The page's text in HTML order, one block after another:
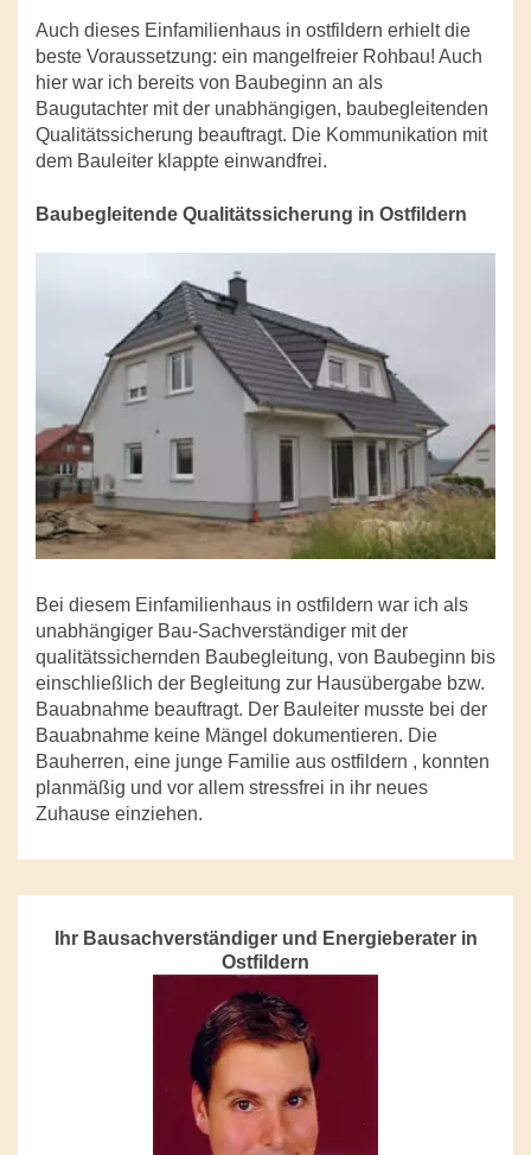
Auch dieses Einfamilienhaus in ostfildern erhielt die
beste Voraussetzung: ein mangelfreier Rohbau! Auch
hier war ich bereits von Baubeginn an als
Baugutachter mit der unabhängigen, baubegleitenden
Qualitätssicherung beauftragt. Die Kommunikation mit
dem Bauleiter klappte einwandfrei.
Baubegleitende Qualitätssicherung in Ostfildern
Bei diesem Einfamilienhaus in ostfildern war ich als
unabhängiger Bau-Sachverständiger mit der
qualitätssichernden Baubegleitung, von Baubeginn bis
einschließlich der Begleitung zur Hausübergabe bzw.
Bauabnahme beauftragt. Der Bauleiter musste bei der
Bauabnahme keine Mängel dokumentieren. Die
Bauherren, eine junge Familie aus ostfildern , konnten
planmäßig und vor allem stressfrei in ihr neues
Zuhause einziehen.
Ihr Bausachverständiger und Energieberater in
Ostfildern